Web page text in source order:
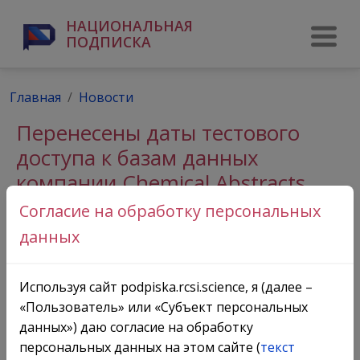
НАЦИОНАЛЬНАЯ
ПОДПИСКА
Главная Новости
Перенесены даты тестового
доступа к базам данных
компании Chemical Abstracts
Service
Согласие на обработку персональных
данных
Используя сайт podpiska.rcsi.science, я (далее –
«Пользователь» или «Субъект персональных
данных») даю согласие на обработку
персональных данных на этом сайте (текст